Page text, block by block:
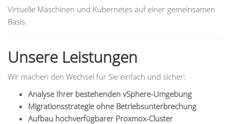
Virtuelle Maschinen und Kubernetes auf einer gemeinsamen
Basis.
Unsere Leistungen
Wir machen den Wechsel für Sie einfach und sicher:
Analyse Ihrer bestehenden vSphere-Umgebung
Migrationsstrategie ohne Betriebsunterbrechung
Aufbau hochverfügbarer Proxmox-Cluster